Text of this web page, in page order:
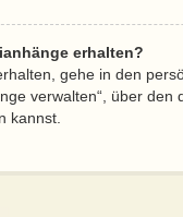
erhalten?
gehe in den
verwalten“, über den
kannst.